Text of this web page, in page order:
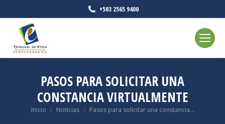
+503 2565 9400
PASOS PARA SOLICITAR UNA
CONSTANCIA VIRTUALMENTE
Estás aquí:
Inicio Noticias Pasos para solicitar una constancia…